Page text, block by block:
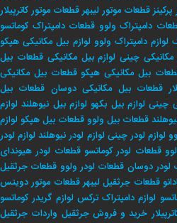
قطعات موتور لیبهرقطعات موتور کاترپیلار
دامپتراک ولوو قطعات دامپتراک کوماتسو
لوازم دامپتراک ولوو لوازم بیل مکانیکی هپکو
مکانیکی چینی لوازم بیل مکانیکی قطعات بیل
بیل مکانیکی هپکو قطعات بیل مکانیکی
قطعات بیل مکانیکی دوسان قطعات بیل
چینی لوازم بیل بکهو لوازم بیل نیوهلند لوازم
قطعات بیل ولووقطعات بیل هپکو لوازم
لوازم لودر چینی لوازم لودر نیوهلند لوازم لودر
قطعات لودر کوماتسو قطعات لودر هیوندای
لودر دوسان قطعات لودر ولوو قطعات جرثقیل
قطعات جرثقیل لیبهرقطعات موتور دویتس
لوازم دامپتراک ترکس لوازم گریدر کوماتسو
خريد و فروش جرثقيل واردات جرثقيل